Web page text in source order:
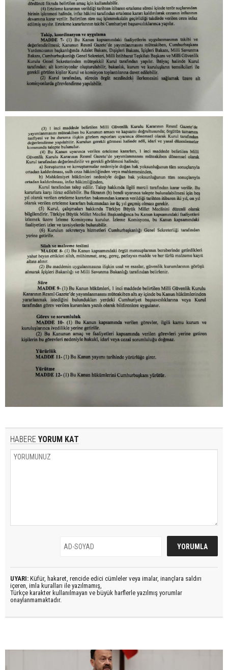
HABERE YORUM KAT
UYARI: Küfür, hakaret, rencide edici cümleler veya imalar, inançlara saldırı
içeren, imla kuralları ile yazılmamış,
Türkçe karakter kullanılmayan ve büyük harflerle yazılmış yorumlar
onaylanmamaktadır.